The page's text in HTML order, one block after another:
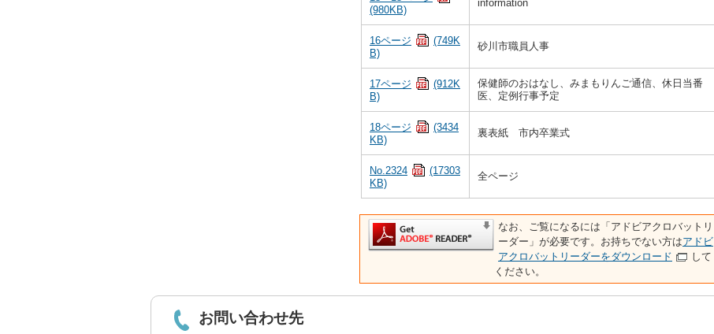
(980KB)
information
16ページ
(749K
B)
砂川市職員人事
17ページ
(912K
B)
保健師のおはなし、みまもりんご通信、休日当番
医、定例行事予定
18ページ
(3434
KB)
裏表紙 市内卒業式
No.2324
(17303
KB)
全ページ
なお、ご覧になるには「アドビアクロバットリ
ーダー」が必要です。お持ちでない方はアドビ
アクロバットリーダーをダウンロード
して
ください。
お問い合わせ先